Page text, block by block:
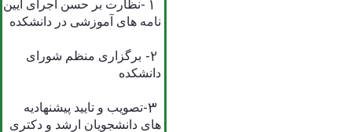
- 1نظارت بر حسن اجرای آیین
نامه های آموزشی در دانشکده
-2 برگزاری منظم شورای
دانشکده
-3تصویب و تایید پیشنهادیه
های دانشجویان ارشد و دکتری